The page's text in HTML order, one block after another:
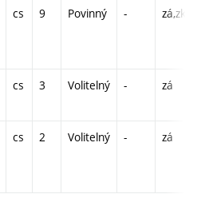
cs 9 Povinný - zá,zk
cs 3 Volitelný - zá
cs 2 Volitelný - zá